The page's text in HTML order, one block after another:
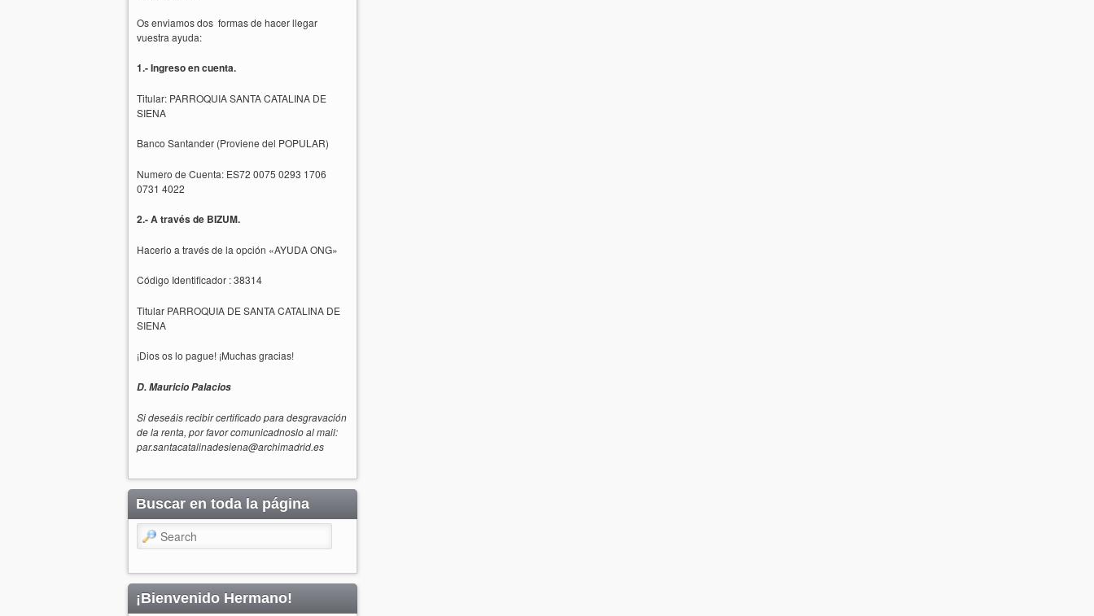
Os enviamos dos formas de hacer llegar
vuestra ayuda:
1.- Ingreso en cuenta.
Titular: PARROQUIA SANTA CATALINA DE
SIENA
Banco Santander (Proviene del POPULAR)
Numero de Cuenta: ES72 0075 0293 1706
0731 4022
2.- A través de BIZUM.
Hacerlo a través de la opción «AYUDA ONG»
Código Identificador : 38314
Titular PARROQUIA DE SANTA CATALINA DE
SIENA
¡Dios os lo pague! ¡Muchas gracias!
D. Mauricio Palacios
Si deseáis recibir certificado para desgravación
de la renta, por favor comunicadnoslo al mail:
par.santacatalinadesiena@archimadrid.es
Buscar en toda la página
Search
¡Bienvenido Hermano!